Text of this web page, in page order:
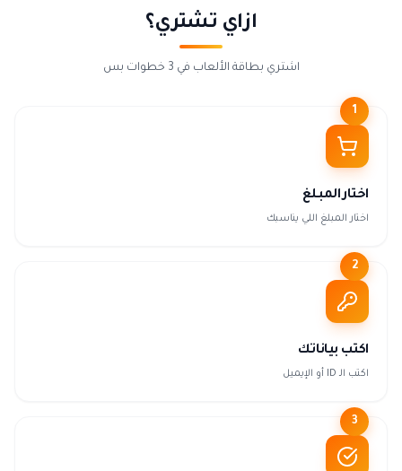
ازاي تشتري؟
اشتري بطاقة الألعاب في 3 خطوات بس
1
اختار المبلغ
اختار المبلغ اللي يناسبك
2
اكتب بياناتك
اكتب الـ ID أو الإيميل
3